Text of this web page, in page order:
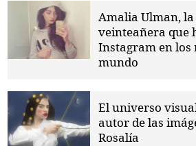
Amalia Ulman,
veinteañera que
Instagram en los
mundo
El universo
autor de las
Rosalía